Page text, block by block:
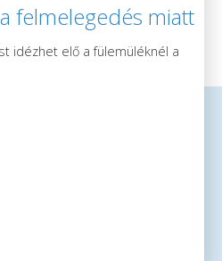
felmelegedés miatt
idézhet elő a fülemüléknél a